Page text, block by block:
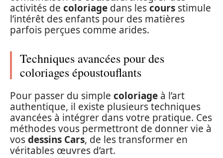
activités de coloriage dans lescours stimule
l’intérêt des enfants pour des matières
parfois perçues comme arides.
Techniques avancées pour des
coloriages époustouflants
Pour passer du simple coloriage à l’art
authentique, il existe plusieurs techniques
avancées à intégrer dans votre pratique. Ces
méthodes vous permettront de donner vie à
vosdessins Cars, de les transformer en
véritables œuvres d’art.